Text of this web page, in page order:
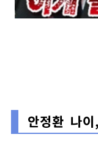
안정환 나